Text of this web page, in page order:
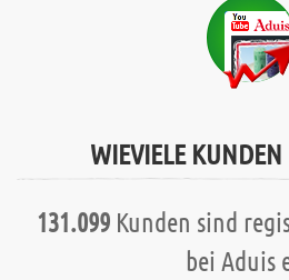
WIEVIELE
131.099Kunden sind
bei Aduis